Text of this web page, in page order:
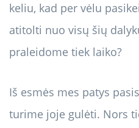
keliu, kad per vėlu
atitolti nuo visų šių
praleidome tiek laiko?
Iš esmės mes patys
turime joje gulėti. Nors